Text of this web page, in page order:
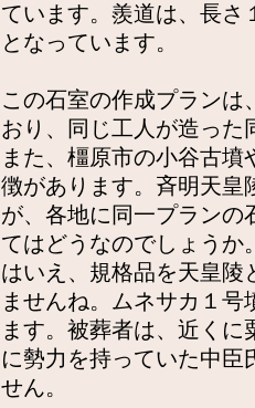
ています。羨道は、長さ
となっています。
この石室の作成プラン
おり、同じ工人が造っ
また、橿原市の小谷古
徴があります。斉明天皇
が、各地に同一プランの
てはどうなのでしょうか
はいえ、規格品を天皇陵
ませんね。ムネサカ１
ます。被葬者は、近く
に勢力を持っていた中
せん。